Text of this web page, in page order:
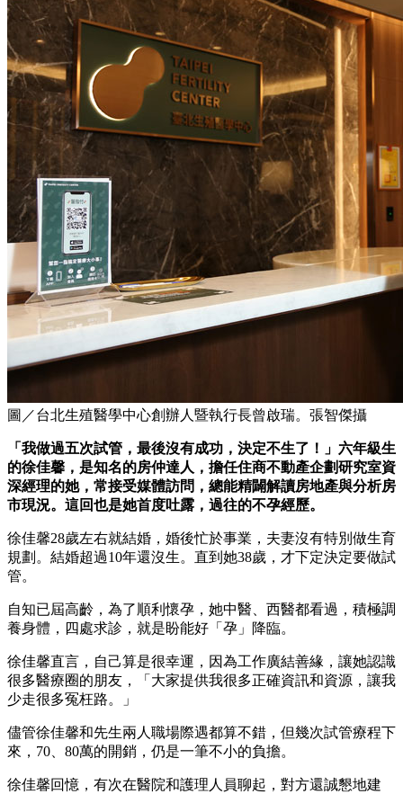
圖／台北生殖醫學中心創辦人暨執行長曾啟瑞。張智傑攝
「我做過五次試管，最後沒有成功，決定不生了！」六年級生
的徐佳馨，是知名的房仲達人，擔任住商不動產企劃研究室資
深經理的她，常接受媒體訪問，總能精闢解讀房地產與分析房
市現況。這回也是她首度吐露，過往的不孕經歷。
徐佳馨28歲左右就結婚，婚後忙於事業，夫妻沒有特別做生育
規劃。結婚超過10年還沒生。直到她38歲，才下定決定要做試
管。
自知已屆高齡，為了順利懷孕，她中醫、西醫都看過，積極調
養身體，四處求診，就是盼能好「孕」降臨。
徐佳馨直言，自己算是很幸運，因為工作廣結善緣，讓她認識
很多醫療圈的朋友，「大家提供我很多正確資訊和資源，讓我
少走很多冤枉路。」
儘管徐佳馨和先生兩人職場際遇都算不錯，但幾次試管療程下
來，70、80萬的開銷，仍是一筆不小的負擔。
徐佳馨回憶，有次在醫院和護理人員聊起，對方還誠懇地建